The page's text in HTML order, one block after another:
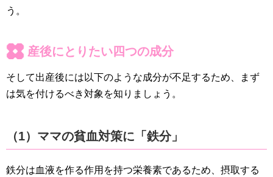
う。
産後にとりたい四つの成分
そして出産後には以下のような成分が不足するため、まず
は気を付けるべき対象を知りましょう。
（1）ママの貧血対策に「鉄分」
鉄分は血液を作る作用を持つ栄養素であるため、摂取する